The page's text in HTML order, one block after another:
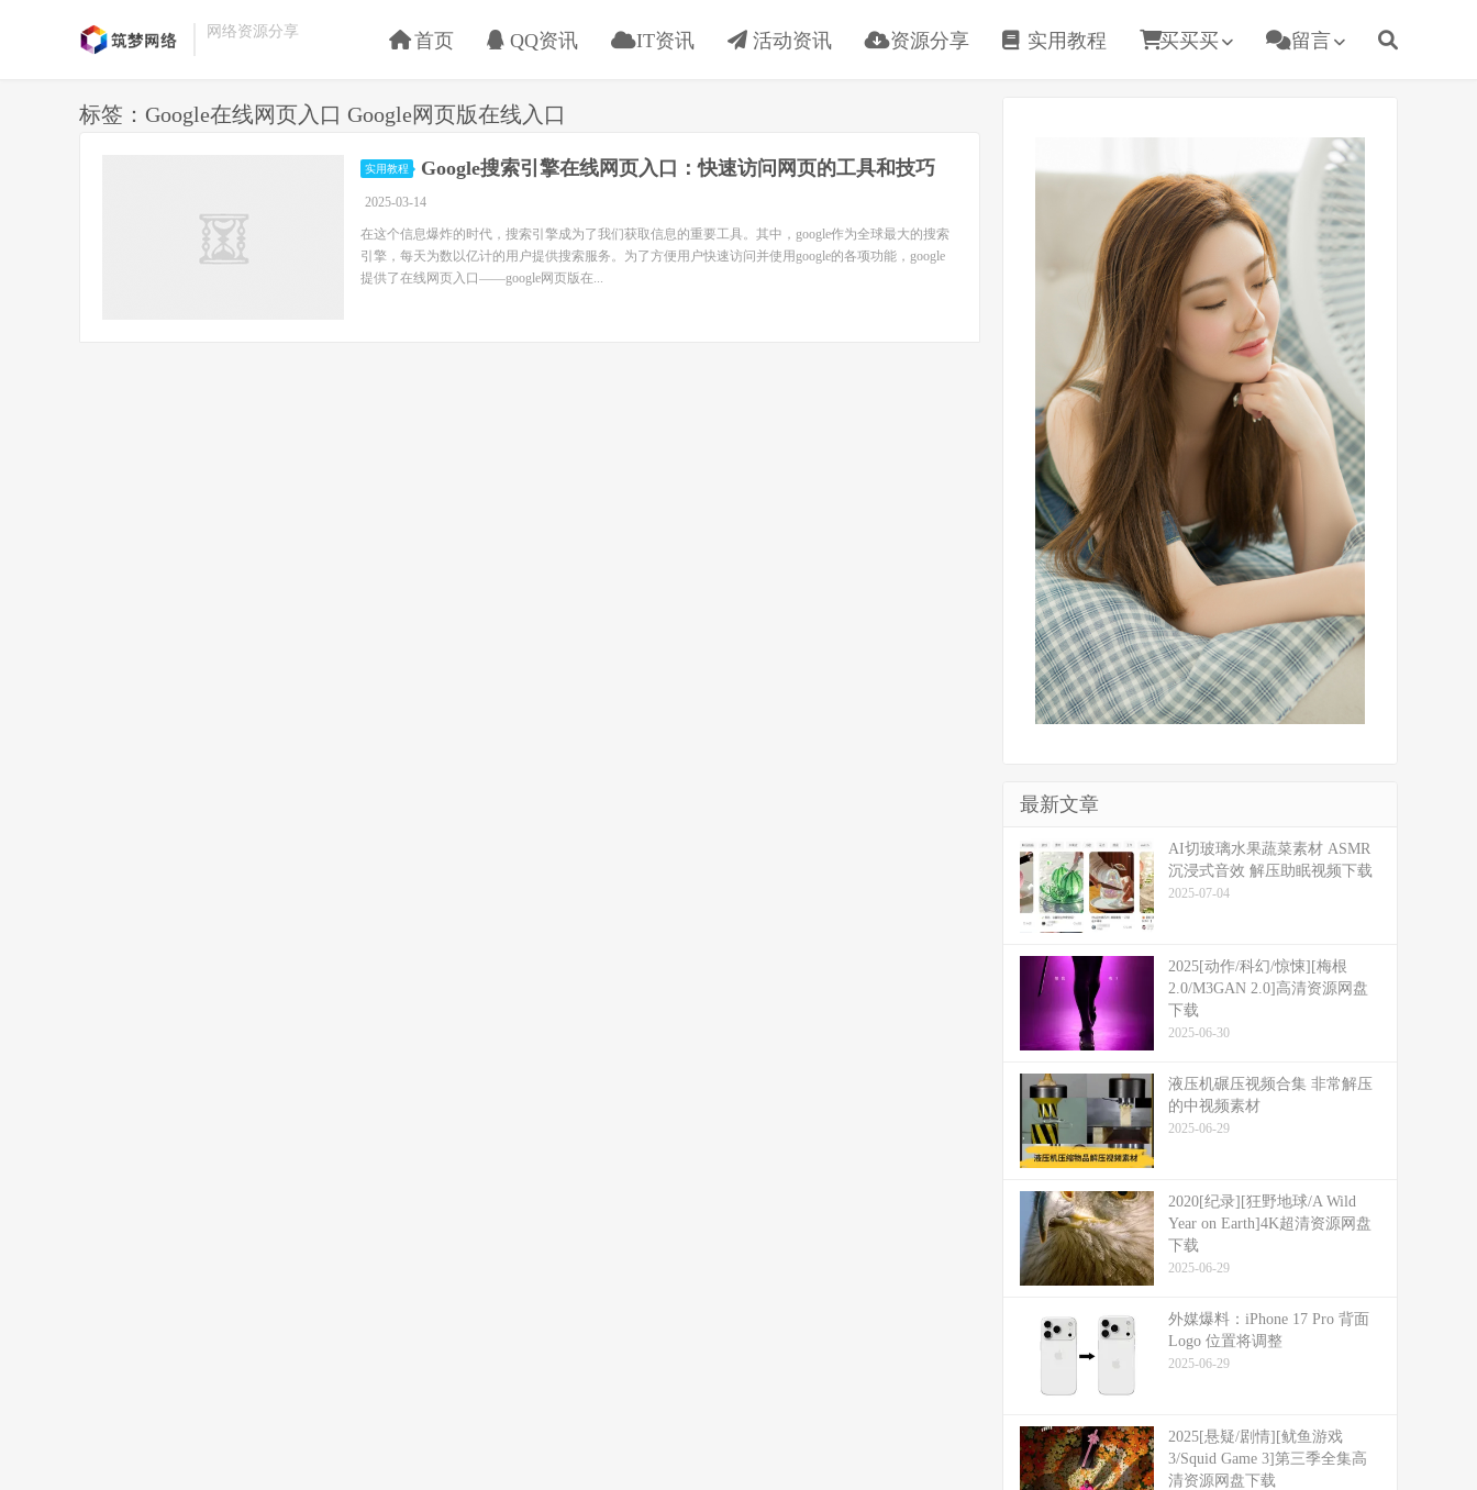
网络资源分享 首页 QQ资讯 IT资讯 活动资讯 资源分享 实用教程 买买买 留言
标签：Google在线网页入口 Google网页版在线入口
实用教程 Google搜索引擎在线网页入口：快速访问网页的工具和技巧
2025-03-14
在这个信息爆炸的时代，搜索引擎成为了我们获取信息的重要工具。其中，google作为全球最大的搜索
引擎，每天为数以亿计的用户提供搜索服务。为了方便用户快速访问并使用google的各项功能，google
提供了在线网页入口——google网页版在...
最新文章
​​AI切玻璃水果蔬菜素材 ASMR
沉浸式音效 解压助眠视频下载
2025-07-04
2025[动作/科幻/惊悚][梅根
2.0/M3GAN 2.0]高清资源网盘
下载
2025-06-30
液压机碾压视频合集 非常解压
的中视频素材
2025-06-29
2020[纪录][狂野地球/A Wild
Year on Earth]4K超清资源网盘
下载
2025-06-29
外媒爆料：​​iPhone 17 Pro 背面
Logo 位置将调整​​
2025-06-29
2025[悬疑/剧情][鱿鱼游戏
3/Squid Game 3]第三季全集高
清资源网盘下载